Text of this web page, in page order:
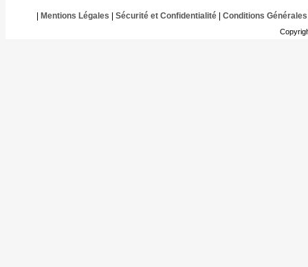
Mentions Légales Sécurité et Confidentialité| Conditions Générales